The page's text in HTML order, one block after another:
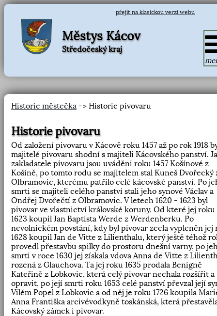
přejít na klasickou verzi webu
Městys Kácov
Středočeský kraj
Historie městečka -> Historie pivovaru
Historie pivovaru
Od založení pivovaru v Kácově roku 1457 až po rok 1918
majitelé pivovaru shodní s majiteli Kácovského panství.
zakladatele pivovaru jsou uváděni roku 1457 Košínové z
Košíně, po tomto rodu se majitelem stal Kuneš Dvořecký
Olbramovic, kterému patřilo celé kácovské panství. Po
smrti se majiteli celého panství stali jeho synové Václav a
Ondřej Dvořečtí z Olbramovic. V letech 1620 - 1623 byl
pivovar ve vlastnictví královské koruny. Od které jej roku
1623 koupil Jan Baptista Werde z Werdenberku. Po
nevolnickém povstání, kdy byl pivovar zcela vypleněn jej
1628 koupil Jan de Vitte z Lilienthalu, který ještě téhož
provedl přestavbu spilky do prostoru dnešní varny, po
smrti v roce 1630 jej získala vdova Anna de Vitte z
rozená z Glauchova. Ta jej roku 1635 prodala Benigně
Kateřině z Lobkovic, která celý pivovar nechala rozšířit a
opravit, po její smrti roku 1653 celé panství převzal její
Vilém Popel z Lobkovic a od něj je roku 1726 koupila
Anna Františka arcivévodkyně toskánská, která
Kácovský zámek i pivovar.